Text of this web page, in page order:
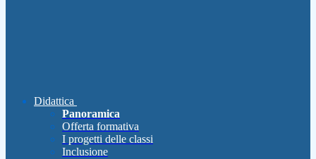
Didattica
Panoramica
Offerta formativa
I progetti delle classi
Inclusione